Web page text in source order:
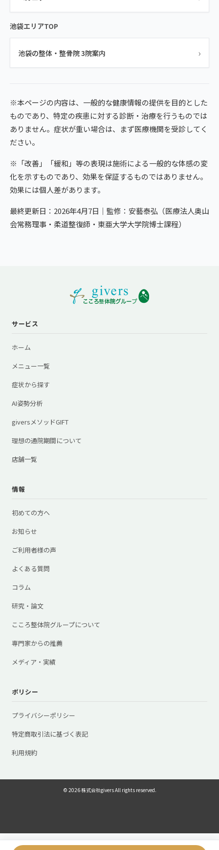
池袋エリアTOP
池袋の整体・整骨院 3院案内 ›
※本ページの内容は、一般的な健康情報の提供を目的とした
ものであり、特定の疾患に対する診断・治療を行うものでは
ありません。症状が重い場合は、まず医療機関を受診してく
ださい。
※「改善」「緩和」等の表現は施術による一般的な体感の変
化を示すものであり、効果を保証するものではありません。
効果には個人差があります。
最終更新日：2026年4月7日｜監修：安藝泰弘（医療法人奥山
会常務理事・柔道整復師・東亜大学大学院博士課程）
サービス
ホーム
メニュー一覧
症状から探す
AI姿勢分析
giversメソッドGIFT
理想の通院期間について
店舗一覧
情報
初めての方へ
お知らせ
ご利用者様の声
よくある質問
コラム
研究・論文
こころ整体院グループについて
専門家からの推薦
メディア・実績
ポリシー
プライバシーポリシー
特定商取引法に基づく表記
利用規約
© 2026 株式会社givers All rights reserved.